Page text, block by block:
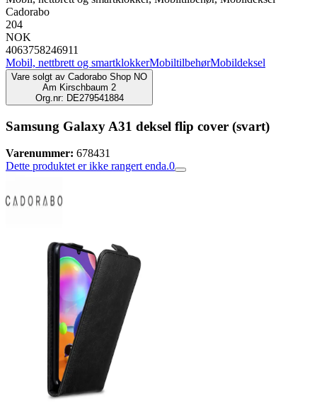
Cadorabo
204
NOK
4063758246911
Mobil, nettbrett og smartklokkerMobiltilbehørMobildeksel
Vare solgt av Cadorabo Shop NO
Am Kirschbaum 2
Org.nr: DE279541884
Samsung Galaxy A31 deksel flip cover (svart)
Varenummer: 678431
Dette produktet er ikke rangert enda.0